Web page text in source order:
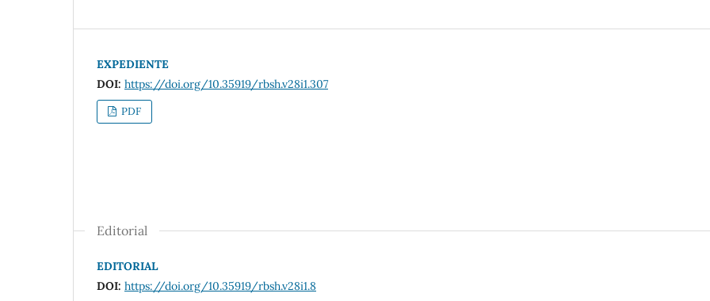
EXPEDIENTE
DOI: https://doi.org/10.35919/rbsh.v28i1.307
PDF
Editorial
EDITORIAL
DOI: https://doi.org/10.35919/rbsh.v28i1.8